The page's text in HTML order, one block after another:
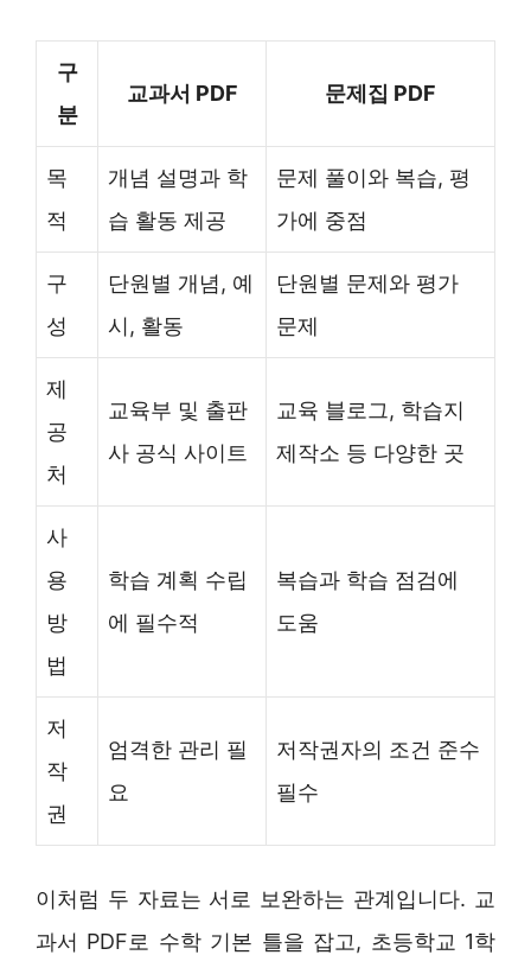
구
분
교과서 PDF 문제집 PDF
목
적
개념 설명과 학
습 활동 제공
문제 풀이와 복습, 평
가에 중점
구
성
단원별 개념, 예
시, 활동
단원별 문제와 평가
문제
제
공
처
교육부 및 출판
사 공식 사이트
교육 블로그, 학습지
제작소 등 다양한 곳
사
용
방
법
학습 계획 수립
에 필수적
복습과 학습 점검에
도움
저
작
권
엄격한 관리 필
요
저작권자의 조건 준수
필수
이처럼 두 자료는 서로 보완하는 관계입니다. 교
과서 PDF로 수학 기본 틀을 잡고, 초등학교 1학